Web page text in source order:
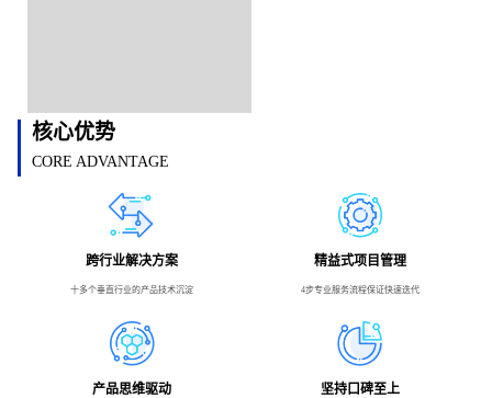
核心优势
CORE ADVANTAGE
跨行业解决方案
十多个垂直行业的产品技术沉淀
精益式项目管理
4步专业服务流程保证快速迭代
产品思维驱动 坚持口碑至上